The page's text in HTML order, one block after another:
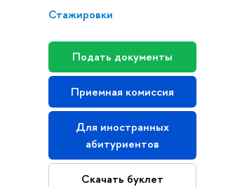
Стажировки
Подать документы
Приемная комиссия
Для иностранных
абитуриентов
Скачать буклет